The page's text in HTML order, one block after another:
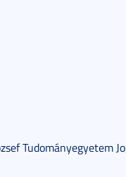
Tudományegyetem